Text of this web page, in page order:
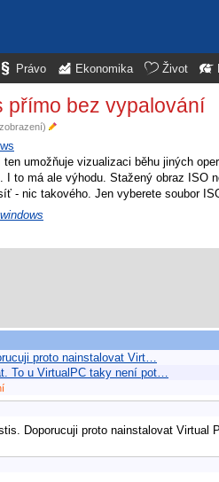
Právo Ekonomika Život
přímo bez vypalování
umožňuje vizualizaci běhu jiných
I to má ale výhodu. Stažený obraz
- nic takového. Jen vyberete soubor
proto nainstalovat Virt…
To u VirtualPC taky není pot…
Doporucuji proto nainstalovat Virtual